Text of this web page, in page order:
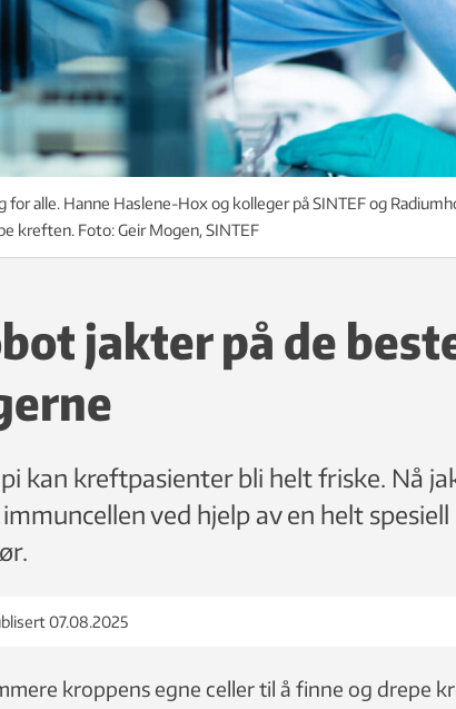
alle. Hanne Haslene-Hox og kolleger på SINTEF og
kreften. Foto: Geir Mogen, SINTEF
jakter på de
kan kreftpasienter bli helt friske. Nå
ved hjelp av en helt
07.08.2025
kroppens egne celler til å finne og drepe